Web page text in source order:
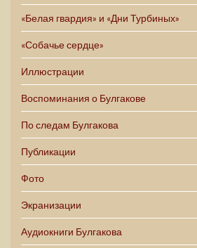
«Белая гвардия» и «Дни Турбиных»
«Собачье сердце»
Иллюстрации
Воспоминания о Булгакове
По следам Булгакова
Публикации
Фото
Экранизации
Аудиокниги Булгакова